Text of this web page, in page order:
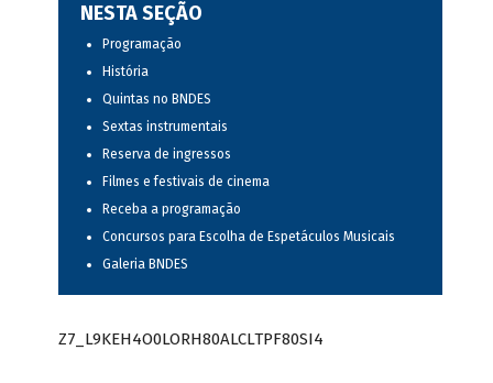
NESTA SEÇÃO
Programação
História
Quintas no BNDES
Sextas instrumentais
Reserva de ingressos
Filmes e festivais de cinema
Receba a programação
Concursos para Escolha de Espetáculos Musicais
Galeria BNDES
Z7_L9KEH4O0LORH80ALCLTPF80SI4